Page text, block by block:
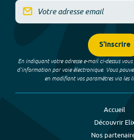
S'inscrire
En indiquant votre adresse e-mail ci-dessus
d’information par voie électronique. Vous
en modifiant vos paramètres via les
Accueil
Découvrir
Nos